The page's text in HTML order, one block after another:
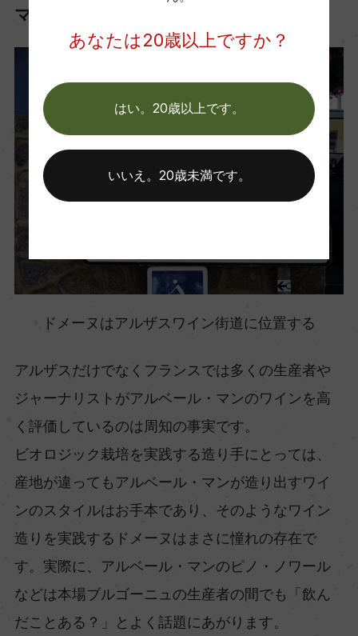
マン
ドメーヌはアルザスワイン街道に位置する
アルザスだけでなくフランスでは多くの生産者や
ジャーナリストがアルベール・マンのワインを高
く評価しているのは周知の事実です。
ビオロジック栽培を実践する造り手にとっては、
産地が違ってもアルベール・マンが造り出すワイ
ンのスタイルはお手本であり、そのようなワイン
造りを実践するドメーヌはまさに憧れの存在で
す。実際に、アルベール・マンのピノ・ノワール
などは本場ブルゴーニュの生産者の間でも「飲ん
だことある？」とよく話題にあがります。
あなたは20歳以上ですか？
はい。20歳以上です。
いいえ。20歳未満です。